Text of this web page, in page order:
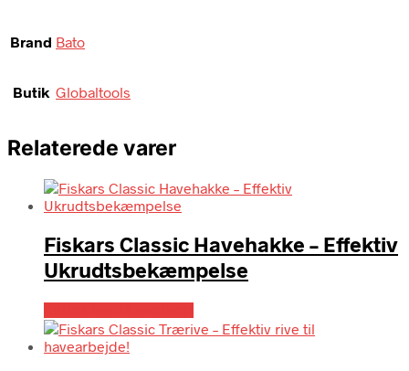
Brand Bato
Butik Globaltools
Relaterede varer
Fiskars Classic Havehakke – Effektiv
Ukrudtsbekæmpelse